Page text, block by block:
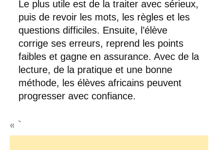
Le plus utile est de la traiter avec sérieux,
puis de revoir les mots, les règles et les
questions difficiles. Ensuite, l’élève
corrige ses erreurs, reprend les points
faibles et gagne en assurance. Avec de la
lecture, de la pratique et une bonne
méthode, les élèves africains peuvent
progresser avec confiance.
« `